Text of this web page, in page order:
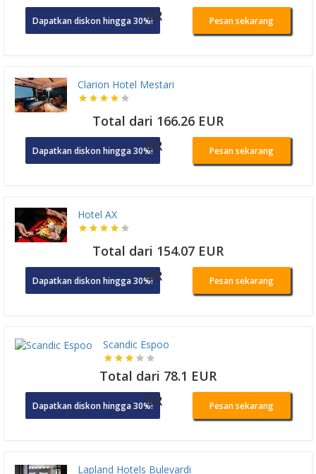
Dapatkan diskon hingga 30%!OR Pesan sekarang
Clarion Hotel Mestari
Total dari 166.26 EUR
Dapatkan diskon hingga 30%!OR Pesan sekarang
Hotel AX
Total dari 154.07 EUR
Dapatkan diskon hingga 30%!OR Pesan sekarang
Scandic Espoo
Total dari 78.1 EUR
Dapatkan diskon hingga 30%!OR Pesan sekarang
Lapland Hotels Bulevardi